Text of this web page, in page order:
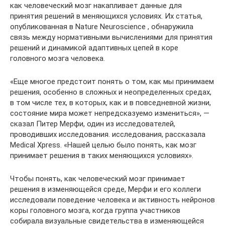
как человеческий мозг накапливает данные для
принятия решений в меняющихся условиях. Их статья,
опубликованная в Nature Neuroscience , обнаружила
связь между нормативными вычислениями для принятия
решений и динамикой адаптивных цепей в коре
головного мозга человека.
«Еще многое предстоит понять о том, как мы принимаем
решения, особенно в сложных и неопределенных средах,
в том числе тех, в которых, как и в повседневной жизни,
состояние мира может непредсказуемо измениться», —
сказал Питер Мерфи, один из исследователей,
проводивших исследования. исследования, рассказала
Medical Xpress. «Нашей целью было понять, как мозг
принимает решения в таких меняющихся условиях».
Чтобы понять, как человеческий мозг принимает
решения в изменяющейся среде, Мерфи и его коллеги
исследовали поведение человека и активность нейронов
коры головного мозга, когда группа участников
собирала визуальные свидетельства в изменяющейся